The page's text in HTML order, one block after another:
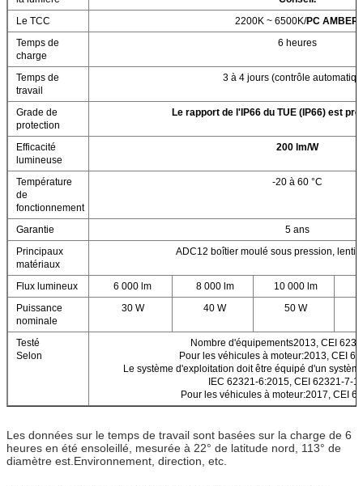
Le TCC
2200K ~ 6500K/PC AMBER
Temps de
charge
6 heures
Temps de
travail
3 à 4 jours (contrôle
Grade de
protection
Le rapport de l'IP66 du TUE (IP66) est
Efficacité
lumineuse
200 lm/W
Température
de
fonctionnement
-20 à 60 °C
Garantie
5 ans
Principaux
matériaux
ADC12 boîtier moulé sous pression,
Flux lumineux 6 000 lm 8 000 lm 10 000 lm
Puissance
nominale
30 W 40 W 50 W
Testé
Selon
Nombre d'équipements2013, CEI
Pour les véhicules à moteur:2013, CEI
Le système d'exploitation doit être équipé d'un
IEC 62321-6:2015, CEI 62321-7-
Pour les véhicules à moteur:2017, CEI
Les données sur le temps de travail sont basées sur la charge de 6
heures en été ensoleillé, mesurée à 22° de latitude nord, 113° de
diamètre est.Environnement, direction, etc.